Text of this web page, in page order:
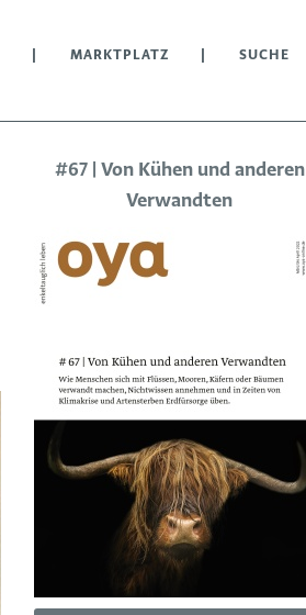
MARKTPLATZ SUCHE
#67 | Von Kühen und anderen
Verwandten